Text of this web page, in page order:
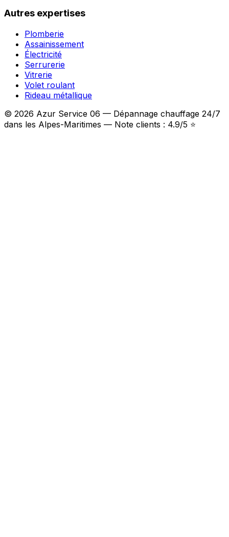
Autres expertises
Plomberie
Assainissement
Électricité
Serrurerie
Vitrerie
Volet roulant
Rideau métallique
© 2026 Azur Service 06 — Dépannage chauffage 24/7
dans les Alpes-Maritimes — Note clients : 4.9/5 ⭐